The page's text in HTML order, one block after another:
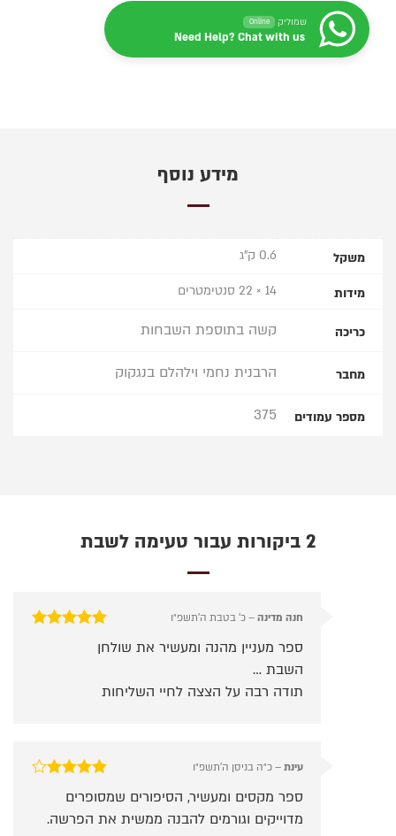
שמוליק Online
Need Help? Chat with us
מידע נוסף
משקל 0.6 ק"ג
מידות 14 × 22 סנטימטרים
כריכה קשה בתוספת השבחות
מחבר הרבנית נחמי וילהלם בנגקוק
מספר עמודים 375
2 ביקורות עבור טעימה לשבת
חנה מדינה–כ׳ בטבת ה׳תשפ״ו
ספר מעניין מהנה ומעשיר את שולחן
השבת …
תודה רבה על הצצה לחיי השליחות
מתוך 5
עינת–כ״ה בניסן ה׳תשפ״ו
ספר מקסים ומעשיר, הסיפורים שמסופרים
מדוייקים וגורמים להבנה ממשית את הפרשה.